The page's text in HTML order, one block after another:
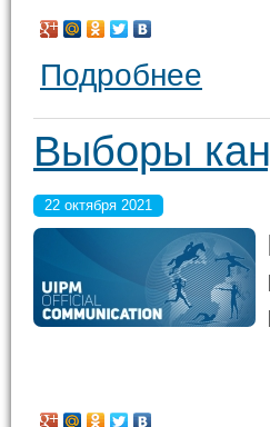
Подробнее
Выборы
22 октября 2021